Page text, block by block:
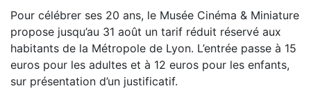
Pour célébrer ses 20 ans, le Musée Cinéma & Miniature
propose jusqu’au 31 août un tarif réduit réservé aux
habitants de la Métropole de Lyon. L’entrée passe à 15
euros pour les adultes et à 12 euros pour les enfants,
sur présentation d’un justificatif.